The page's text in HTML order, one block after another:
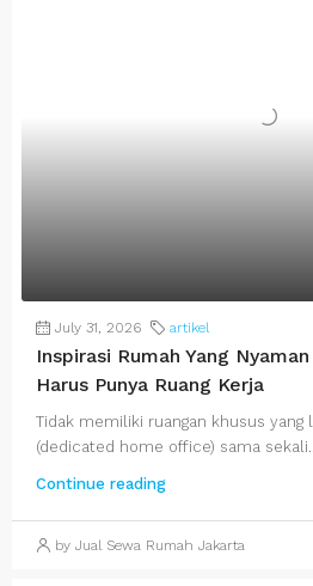
July 31, 2026 artikel
Inspirasi Rumah Yang
Harus Punya Ruang Kerja
Tidak memiliki ruangan khusus yang
(dedicated home office) sama
Continue reading
by Jual Sewa Rumah Jakarta